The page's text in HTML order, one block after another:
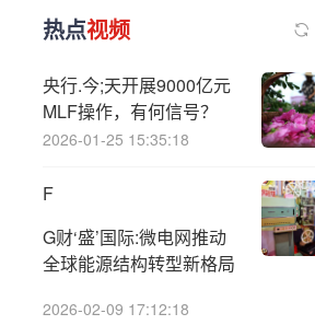
热点视频
央行.今;天开展9000亿元
MLF操作，有何信号？
2026-01-25 15:35:18
F
G财‘盛’国际:微电网推动
全球能源结构转型新格局
2026-02-09 17:12:18